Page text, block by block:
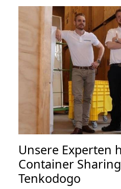
Unsere Experten
Container
Tenkodogo